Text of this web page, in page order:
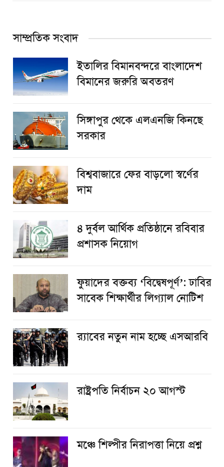
সাম্প্রতিক সংবাদ
ইতালির বিমানবন্দরে বাংলাদেশ
বিমানের জরুরি অবতরণ
সিঙ্গাপুর থেকে এলএনজি কিনছে
সরকার
বিশ্ববাজারে ফের বাড়লো স্বর্ণের
দাম
৪ দুর্বল আর্থিক প্রতিষ্ঠানে রবিবার
প্রশাসক নিয়োগ
ফুয়াদের বক্তব্য ‘বিদ্বেষপূর্ণ’: ঢাবির
সাবেক শিক্ষার্থীর লিগ্যাল নোটিশ
র‌্যাবের নতুন নাম হচ্ছে এসআরবি
রাষ্ট্রপতি নির্বাচন ২০ আগস্ট
​মঞ্চে শিল্পীর নিরাপত্তা নিয়ে প্রশ্ন